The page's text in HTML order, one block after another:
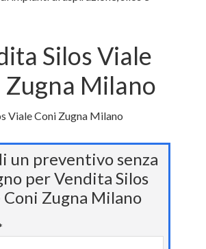
Silos Viale
Zugna Milano
un preventivo senza
per Vendita Silos
Coni Zugna Milano